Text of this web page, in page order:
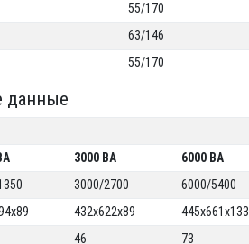
55/170
63/146
55/170
данные
3000 ВА
6000 ВА
3000/2700
6000/5400
432x622x89
445x661x133
46
73